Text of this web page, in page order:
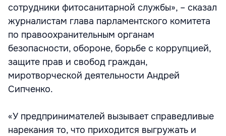
сотрудники фитосанитарной службы», – сказал
журналистам глава парламентского комитета
по правоохранительным органам
безопасности, обороне, борьбе с коррупцией,
защите прав и свобод граждан,
миротворческой деятельности Андрей
Сипченко.
«У предпринимателей вызывает справедливые
нарекания то, что приходится выгружать и